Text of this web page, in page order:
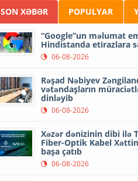
SON XƏBƏR POPULYAR
“Google”un məlumat
Hindistanda etirazlara
06-08-2026
Rəşad Nəbiyev
vətəndaşların
dinləyib
06-08-2026
Xəzər dənizinin dibi ilə
Fiber-Optik Kabel
başa çatıb
06-08-2026